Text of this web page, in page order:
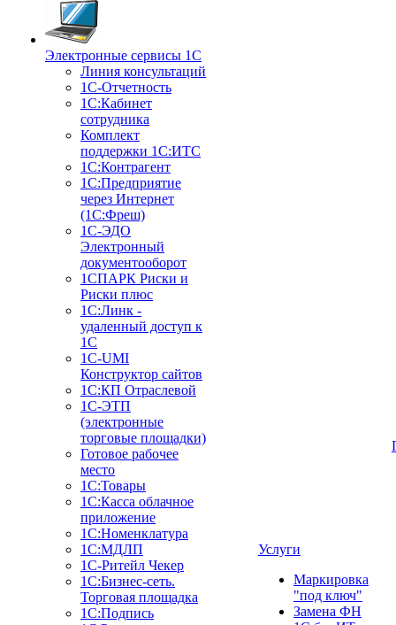
Электронные сервисы 1С
Линия консультаций
1С-Отчетность
1С:Кабинет
сотрудника
Комплект
поддержки 1С:ИТС
1С:Контрагент
1С:Предприятие
через Интернет
(1С:Фреш)
1С-ЭДО
Электронный
документооборот
1СПАРК Риски и
Риски плюс
1С:Линк -
удаленный доступ к
1С
1С-UMI
Конструктор сайтов
1С:КП Отраслевой
1С-ЭТП
(электронные
торговые площадки)
Готовое рабочее
место
1С:Товары
1С:Касса облачное
приложение
1С:Номенклатура
1С:МДЛП
1C-Ритейл Чекер
1C:Бизнес-сеть.
Торговая площадка
1С:Подпись
Услуги
Маркировка
"под ключ"
Замена ФН